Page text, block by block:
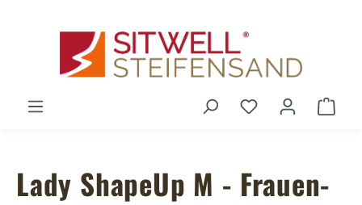
Du hast 0
Lady ShapeUp M - Frauen-